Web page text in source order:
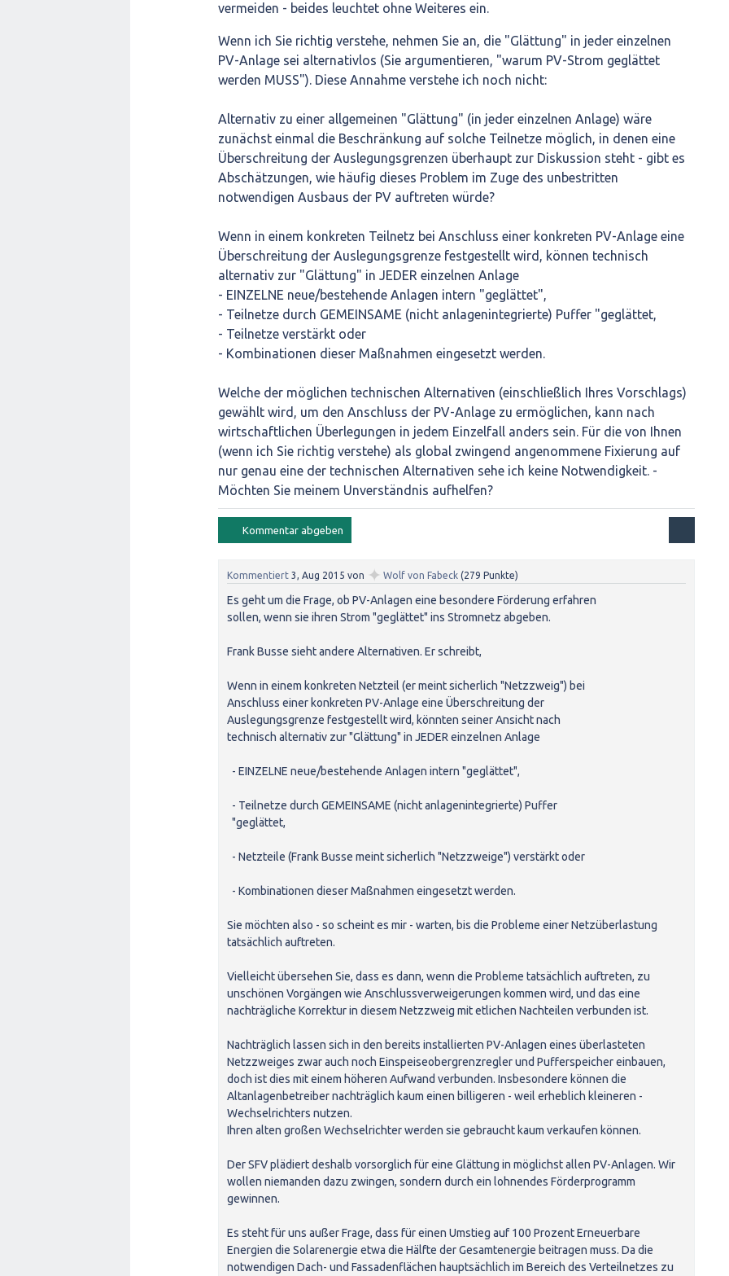
vermeiden - beides leuchtet ohne Weiteres ein.
Wenn ich Sie richtig verstehe, nehmen Sie an, die "Glättung" in jeder einzelnen
PV-Anlage sei alternativlos (Sie argumentieren, "warum PV-Strom geglättet
werden MUSS"). Diese Annahme verstehe ich noch nicht:
Alternativ zu einer allgemeinen "Glättung" (in jeder einzelnen Anlage) wäre
zunächst einmal die Beschränkung auf solche Teilnetze möglich, in denen eine
Überschreitung der Auslegungsgrenzen überhaupt zur Diskussion steht - gibt es
Abschätzungen, wie häufig dieses Problem im Zuge des unbestritten
notwendigen Ausbaus der PV auftreten würde?
Wenn in einem konkreten Teilnetz bei Anschluss einer konkreten PV-Anlage eine
Überschreitung der Auslegungsgrenze festgestellt wird, können technisch
alternativ zur "Glättung" in JEDER einzelnen Anlage
- EINZELNE neue/bestehende Anlagen intern "geglättet",
- Teilnetze durch GEMEINSAME (nicht anlagenintegrierte) Puffer "geglättet,
- Teilnetze verstärkt oder
- Kombinationen dieser Maßnahmen eingesetzt werden.
Welche der möglichen technischen Alternativen (einschließlich Ihres Vorschlags)
gewählt wird, um den Anschluss der PV-Anlage zu ermöglichen, kann nach
wirtschaftlichen Überlegungen in jedem Einzelfall anders sein. Für die von Ihnen
(wenn ich Sie richtig verstehe) als global zwingend angenommene Fixierung auf
nur genau eine der technischen Alternativen sehe ich keine Notwendigkeit. -
Möchten Sie meinem Unverständnis aufhelfen?
Kommentiert 3, Aug 2015 von ✦ Wolf von Fabeck (279 Punkte)
Es geht um die Frage, ob PV-Anlagen eine besondere Förderung erfahren
sollen, wenn sie ihren Strom "geglättet" ins Stromnetz abgeben.
Frank Busse sieht andere Alternativen. Er schreibt,
Wenn in einem konkreten Netzteil (er meint sicherlich "Netzzweig") bei
Anschluss einer konkreten PV-Anlage eine Überschreitung der
Auslegungsgrenze festgestellt wird, könnten seiner Ansicht nach
technisch alternativ zur "Glättung" in JEDER einzelnen Anlage
- EINZELNE neue/bestehende Anlagen intern "geglättet",
- Teilnetze durch GEMEINSAME (nicht anlagenintegrierte) Puffer
"geglättet,
- Netzteile (Frank Busse meint sicherlich "Netzzweige") verstärkt oder
- Kombinationen dieser Maßnahmen eingesetzt werden.
Sie möchten also - so scheint es mir - warten, bis die Probleme einer Netzüberlastung
tatsächlich auftreten.
Vielleicht übersehen Sie, dass es dann, wenn die Probleme tatsächlich auftreten, zu
unschönen Vorgängen wie Anschlussverweigerungen kommen wird, und das eine
nachträgliche Korrektur in diesem Netzzweig mit etlichen Nachteilen verbunden ist.
Nachträglich lassen sich in den bereits installierten PV-Anlagen eines überlasteten
Netzzweiges zwar auch noch Einspeiseobergrenzregler und Pufferspeicher einbauen,
doch ist dies mit einem höheren Aufwand verbunden. Insbesondere können die
Altanlagenbetreiber nachträglich kaum einen billigeren - weil erheblich kleineren -
Wechselrichters nutzen.
Ihren alten großen Wechselrichter werden sie gebraucht kaum verkaufen können.
Der SFV plädiert deshalb vorsorglich für eine Glättung in möglichst allen PV-Anlagen. Wir
wollen niemanden dazu zwingen, sondern durch ein lohnendes Förderprogramm
gewinnen.
Es steht für uns außer Frage, dass für einen Umstieg auf 100 Prozent Erneuerbare
Energien die Solarenergie etwa die Hälfte der Gesamtenergie beitragen muss. Da die
notwendigen Dach- und Fassadenflächen hauptsächlich im Bereich des Verteilnetzes zu